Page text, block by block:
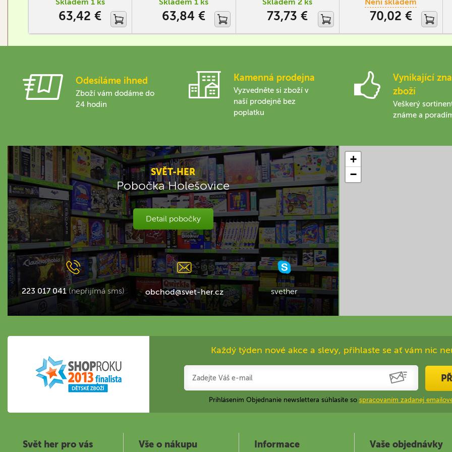
společenství.
63,42 € 63,84 € 73,73 € 70,02 €
Odesíláme ihned
Zboží vám dodáme do
24 hodin
Kamenná prodejna
Vyzvedněte si zboží v
naší prodejně bez
poplatku
Vynikající
zboží
Veškerý
známe a
SVĚT-HER
Pobočka Holešovice
Detail pobočky
223 017 041 (nepřijímá sms) obchod@svet-her.cz svether
+
−
Každý týden nové akce a slevy, přihlaste se ať vám nic
Prihlásením Objednanie newslettera súhlasíte so spracovaním zadanej
Svět her pro vás Vše o nákupu Informace Vaše objednávky